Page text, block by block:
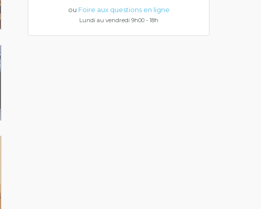
ou Foire aux questions en ligne
Lundi au vendredi 9h00 - 18h